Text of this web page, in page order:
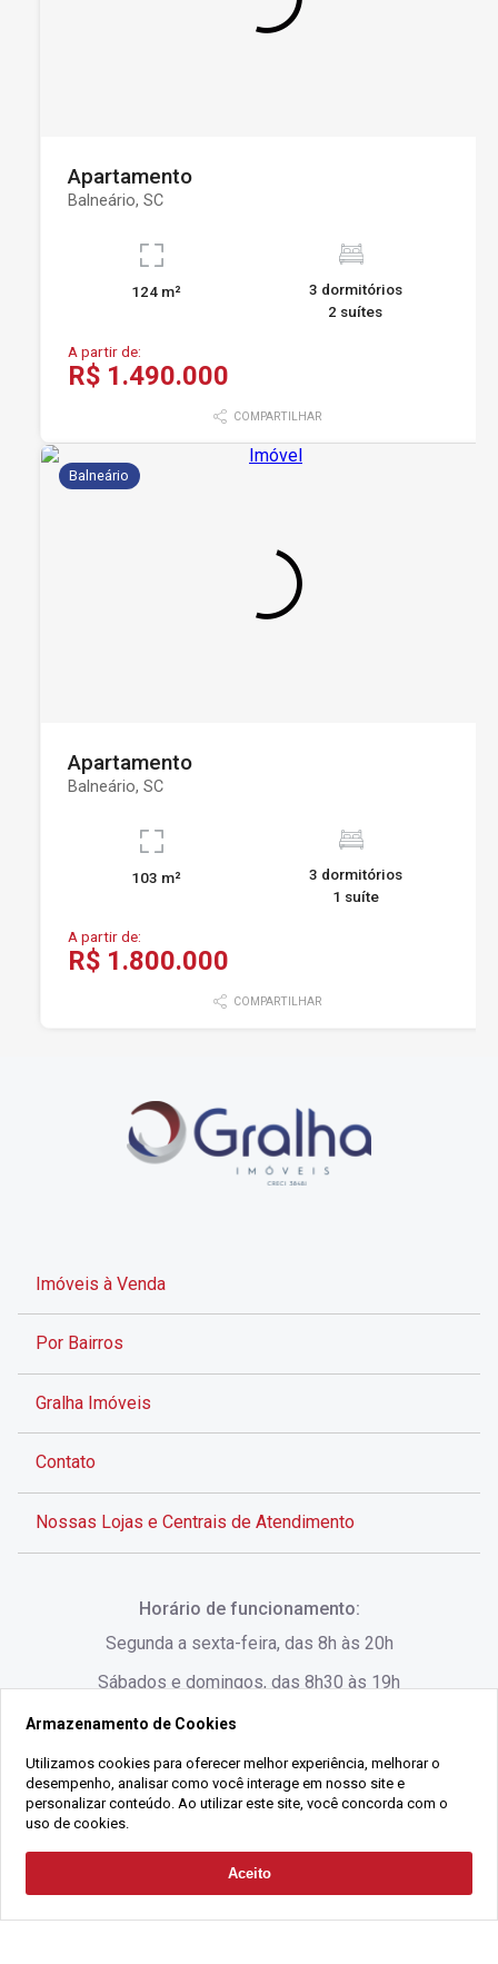
Solicitar Contato
Apartamento
Balneário, SC
124 m²
3 dormitórios
2 suítes
A partir de:
R$ 1.490.000
COMPARTILHAR
Balneário
Apartamento
Balneário, SC
103 m²
3 dormitórios
1 suíte
A partir de:
R$ 1.800.000
COMPARTILHAR
Imóveis à Venda
Por Bairros
Gralha Imóveis
Contato
Nossas Lojas e Centrais de Atendimento
Rua Lauro Linhares, 1080 - Trindade, Florianópolis -
SC
(48) 3220-1045
Alameda César Nascimento, 549, Salas 1, 2 e 3 -
Jurerê, - Florianópolis - SC
Horário de funcionamento:
Segunda a sexta-feira, das 8h às 20h
Sábados e domingos, das 8h30 às 19h
2021 Copyright - Gralha Imóveis CRECI 008060/O - Todos os direitos
CNPJ:18.091.083/0001-37
Armazenamento de Cookies
Utilizamos cookies para oferecer melhor experiência, melhorar o
desempenho, analisar como você interage em nosso site e
personalizar conteúdo. Ao utilizar este site, você concorda com o
uso de cookies.
Aceito